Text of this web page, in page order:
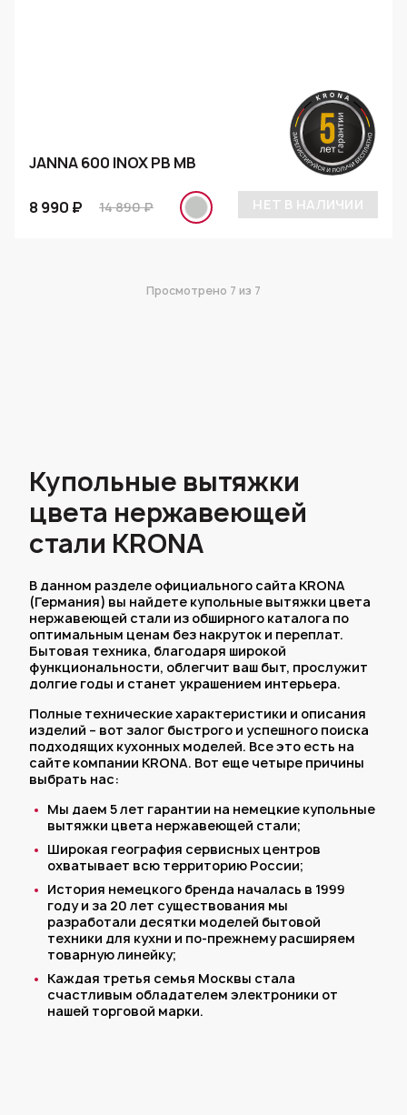
JANNA 600 INOX PB МВ
8 990 ₽ 14 890 ₽ НЕТ В НАЛИЧИИ
Просмотрено 7 из 7
Купольные вытяжки
цвета нержавеющей
стали KRONA
В данном разделе официального сайта KRONA
(Германия) вы найдете купольные вытяжки цвета
нержавеющей стали из обширного каталога по
оптимальным ценам без накруток и переплат.
Бытовая техника, благодаря широкой
функциональности, облегчит ваш быт, прослужит
долгие годы и станет украшением интерьера.
Полные технические характеристики и описания
изделий – вот залог быстрого и успешного поиска
подходящих кухонных моделей. Все это есть на
сайте компании KRONA. Вот еще четыре причины
выбрать нас:
Мы даем 5 лет гарантии на немецкие купольные
вытяжки цвета нержавеющей стали;
Широкая география сервисных центров
охватывает всю территорию России;
История немецкого бренда началась в 1999
году и за 20 лет существования мы
разработали десятки моделей бытовой
техники для кухни и по-прежнему расширяем
товарную линейку;
Каждая третья семья Москвы стала
счастливым обладателем электроники от
нашей торговой марки.